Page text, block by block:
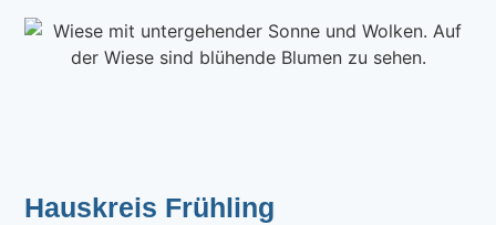
Hauskreis Frühling